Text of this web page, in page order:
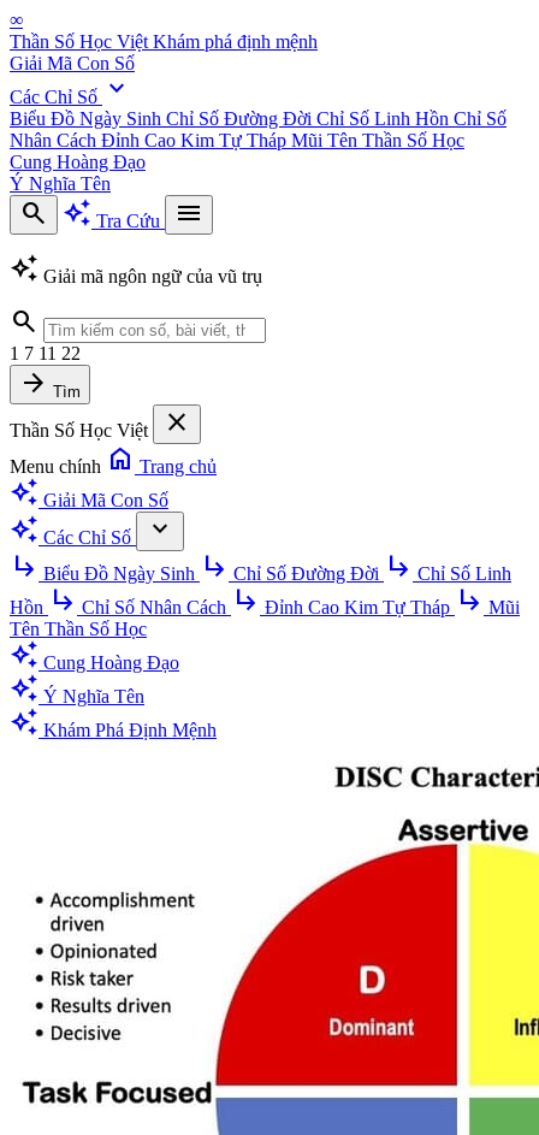
∞
Thần Số Học Việt Khám phá định mệnh
Giải Mã Con Số
Các Chỉ Số expand_more
Biểu Đồ Ngày Sinh Chỉ Số Đường Đời Chỉ Số Linh Hồn Chỉ Số
Nhân Cách Đỉnh Cao Kim Tự Tháp Mũi Tên Thần Số Học
Cung Hoàng Đạo
Ý Nghĩa Tên
search auto_awesome Tra Cứu
menu
auto_awesome Giải mã ngôn ngữ của vũ trụ
search
1 7 11 22
arrow_forward Tìm
Thần Số Học Việt close
Menu chính home Trang chủ
auto_awesome Giải Mã Con Số
auto_awesome Các Chỉ Số
expand_more
subdirectory_arrow_right Biểu Đồ Ngày Sinh subdirectory_arrow_right Chỉ Số Đường Đời subdirectory_arrow_right Chỉ Số Linh
Hồn subdirectory_arrow_right Chỉ Số Nhân Cách subdirectory_arrow_right Đỉnh Cao Kim Tự Tháp subdirectory_arrow_right Mũi
Tên Thần Số Học
auto_awesome Cung Hoàng Đạo
auto_awesome Ý Nghĩa Tên
auto_awesome Khám Phá Định Mệnh